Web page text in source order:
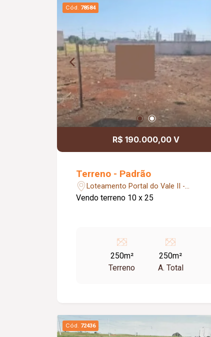
Cód. 78584
R$ 190.000,00 V
Terreno - Padrão
Loteamento Portal do Vale II -
Uberlândia/MG
Vendo terreno 10 x 25
250m²
Terreno
250m²
A. Total
Cód. 72436